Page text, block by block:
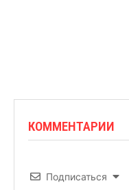
КОММЕНТАРИИ
Подписаться